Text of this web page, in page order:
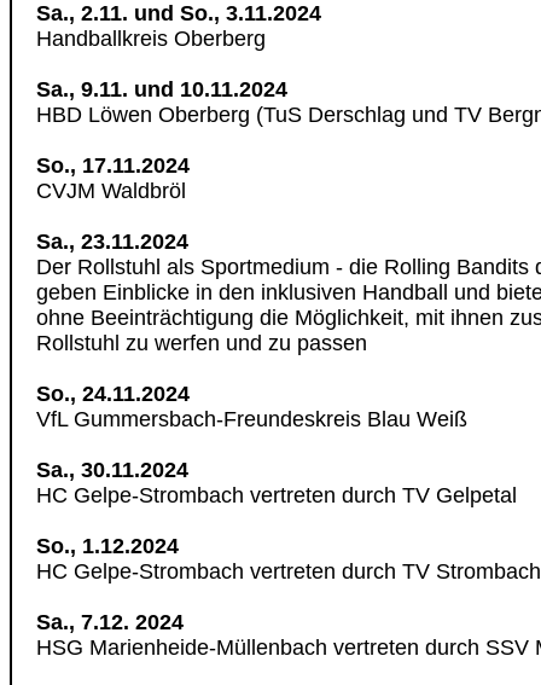
Sa., 2.11. und So., 3.11.2024
Handballkreis Oberberg
Sa., 9.11. und 10.11.2024
HBD Löwen Oberberg (TuS Derschlag und TV
So., 17.11.2024
CVJM Waldbröl
Sa., 23.11.2024
Der Rollstuhl als Sportmedium - die Rolling Bandits
geben Einblicke in den inklusiven Handball und
ohne Beeinträchtigung die Möglichkeit, mit ihnen
Rollstuhl zu werfen und zu passen
So., 24.11.2024
VfL Gummersbach-Freundeskreis Blau Weiß
Sa., 30.11.2024
HC Gelpe-Strombach vertreten durch TV Gelpetal
So., 1.12.2024
HC Gelpe-Strombach vertreten durch TV Strombach
Sa., 7.12. 2024
HSG Marienheide-Müllenbach vertreten durch SSV